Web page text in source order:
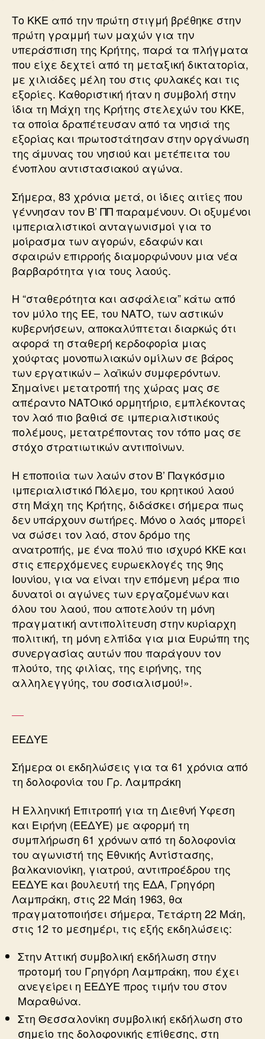
Το ΚΚΕ από την πρώτη στιγμή βρέθηκε στην
πρώτη γραμμή των μαχών για την
υπεράσπιση της Κρήτης, παρά τα πλήγματα
που είχε δεχτεί από τη μεταξική δικτατορία,
με χιλιάδες μέλη του στις φυλακές και τις
εξορίες. Καθοριστική ήταν η συμβολή στην
ίδια τη Μάχη της Κρήτης στελεχών του ΚΚΕ,
τα οποία δραπέτευσαν από τα νησιά της
εξορίας και πρωτοστάτησαν στην οργάνωση
της άμυνας του νησιού και μετέπειτα του
ένοπλου αντιστασιακού αγώνα.
Σήμερα, 83 χρόνια μετά, οι ίδιες αιτίες που
γέννησαν τον Β’ ΠΠ παραμένουν. Οι οξυμένοι
ιμπεριαλιστικοί ανταγωνισμοί για το
μοίρασμα των αγορών, εδαφών και
σφαιρών επιρροής διαμορφώνουν μια νέα
βαρβαρότητα για τους λαούς.
Η “σταθερότητα και ασφάλεια” κάτω από
τον μύλο της ΕΕ, του ΝΑΤΟ, των αστικών
κυβερνήσεων, αποκαλύπτεται διαρκώς ότι
αφορά τη σταθερή κερδοφορία μιας
χούφτας μονοπωλιακών ομίλων σε βάρος
των εργατικών – λαϊκών συμφερόντων.
Σημαίνει μετατροπή της χώρας μας σε
απέραντο ΝΑΤΟικό ορμητήριο, εμπλέκοντας
τον λαό πιο βαθιά σε ιμπεριαλιστικούς
πολέμους, μετατρέποντας τον τόπο μας σε
στόχο στρατιωτικών αντιποίνων.
Η εποποιία των λαών στον Β’ Παγκόσμιο
ιμπεριαλιστικό Πόλεμο, του κρητικού λαού
στη Μάχη της Κρήτης, διδάσκει σήμερα πως
δεν υπάρχουν σωτήρες. Μόνο ο λαός μπορεί
να σώσει τον λαό, στον δρόμο της
ανατροπής, με ένα πολύ πιο ισχυρό ΚΚΕ και
στις επερχόμενες ευρωεκλογές της 9ης
Ιουνίου, για να είναι την επόμενη μέρα πιο
δυνατοί οι αγώνες των εργαζομένων και
όλου του λαού, που αποτελούν τη μόνη
πραγματική αντιπολίτευση στην κυρίαρχη
πολιτική, τη μόνη ελπίδα για μια Ευρώπη της
συνεργασίας αυτών που παράγουν τον
πλούτο, της φιλίας, της ειρήνης, της
αλληλεγγύης, του σοσιαλισμού!».
ΕΕΔΥΕ
Σήμερα οι εκδηλώσεις για τα 61 χρόνια από
τη δολοφονία του Γρ. Λαμπράκη
Η Ελληνική Επιτροπή για τη Διεθνή Υφεση
και Ειρήνη (ΕΕΔΥΕ) με αφορμή τη
συμπλήρωση 61 χρόνων από τη δολοφονία
του αγωνιστή της Εθνικής Αντίστασης,
βαλκανιονίκη, γιατρού, αντιπροέδρου της
ΕΕΔΥΕ και βουλευτή της ΕΔΑ, Γρηγόρη
Λαμπράκη, στις 22 Μάη 1963, θα
πραγματοποιήσει σήμερα, Τετάρτη 22 Μάη,
στις 12 το μεσημέρι, τις εξής εκδηλώσεις:
Στην Αττική συμβολική εκδήλωση στην
προτομή του Γρηγόρη Λαμπράκη, που έχει
ανεγείρει η ΕΕΔΥΕ προς τιμήν του στον
Μαραθώνα.
Στη Θεσσαλονίκη συμβολική εκδήλωση στο
σημείο της δολοφονικής επίθεσης, στη